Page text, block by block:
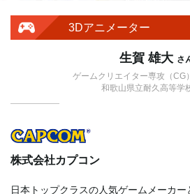
3Dアニメーター
生賀 雄大 さ
ゲームクリエイター専攻（CG
和歌山県立耐久高等学
株式会社カプコン
日本トップクラスの人気ゲームメーカー